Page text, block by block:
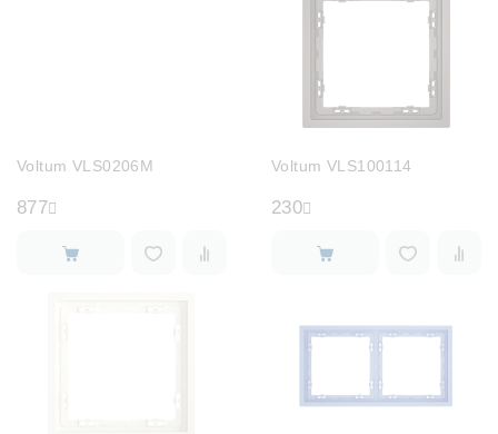
Voltum VLS0206M
877
Voltum VLS100114
230